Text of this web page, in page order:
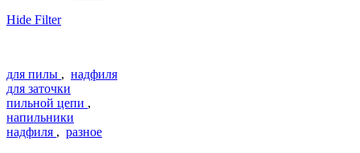
Hide Filter
для пилы , надфиля
для заточки
пильной цепи ,
напильники
надфиля , разное